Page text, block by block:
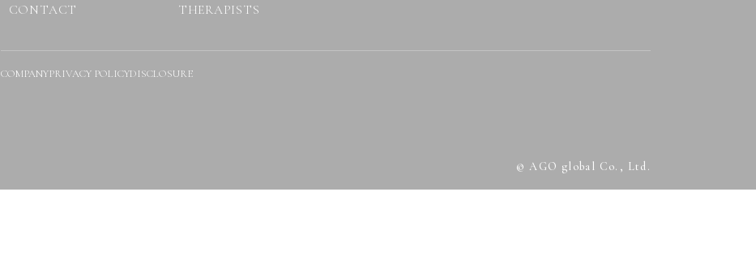
CONTACT
THERAPISTS
COMPANYPRIVACY POLICYDISCLOSURE
© AGO global Co., Ltd.